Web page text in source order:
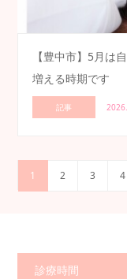
【豊中市】5月は
増える時期です
記事
1 2 3 4
診療時間